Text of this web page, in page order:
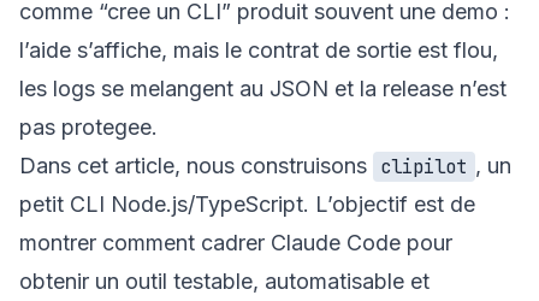
comme “cree un CLI” produit souvent une demo :
l’aide s’affiche, mais le contrat de sortie est flou,
les logs se melangent au JSON et la release n’est
pas protegee.
Dans cet article, nous construisons clipilot , un
petit CLI Node.js/TypeScript. L’objectif est de
montrer comment cadrer Claude Code pour
obtenir un outil testable, automatisable et